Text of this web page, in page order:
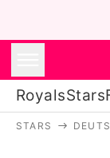
RoyalsStars
STARS